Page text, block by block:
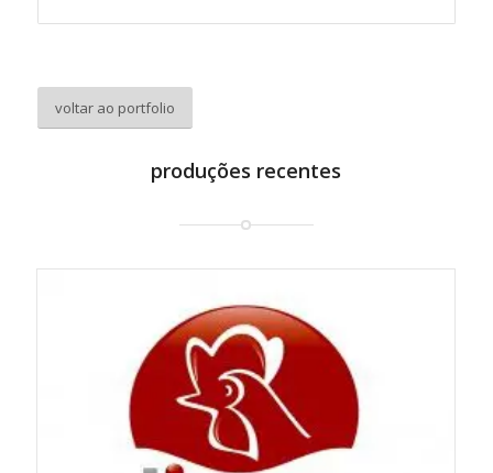
voltar ao portfolio
produções recentes